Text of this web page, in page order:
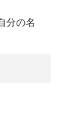
分の名